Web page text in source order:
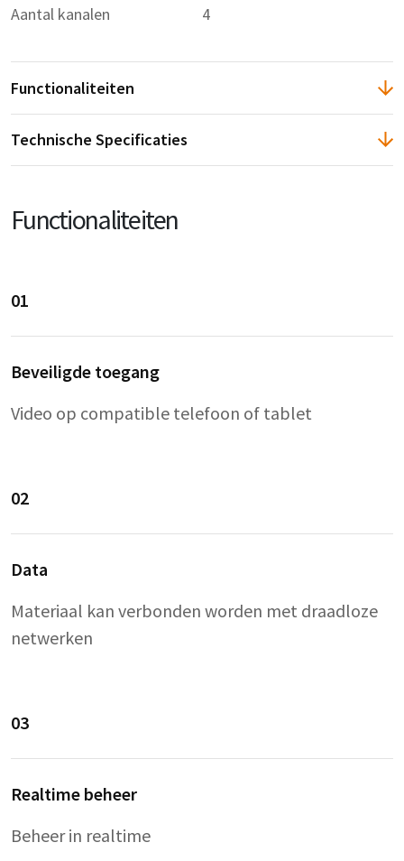
Aantal kanalen
4
Functionaliteiten
Technische Specificaties
Functionaliteiten
01
Beveiligde toegang
Video op compatible telefoon of tablet
02
Data
Materiaal kan verbonden worden met draadloze
netwerken
03
Realtime beheer
Beheer in realtime